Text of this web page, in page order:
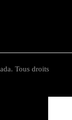
Tous droits